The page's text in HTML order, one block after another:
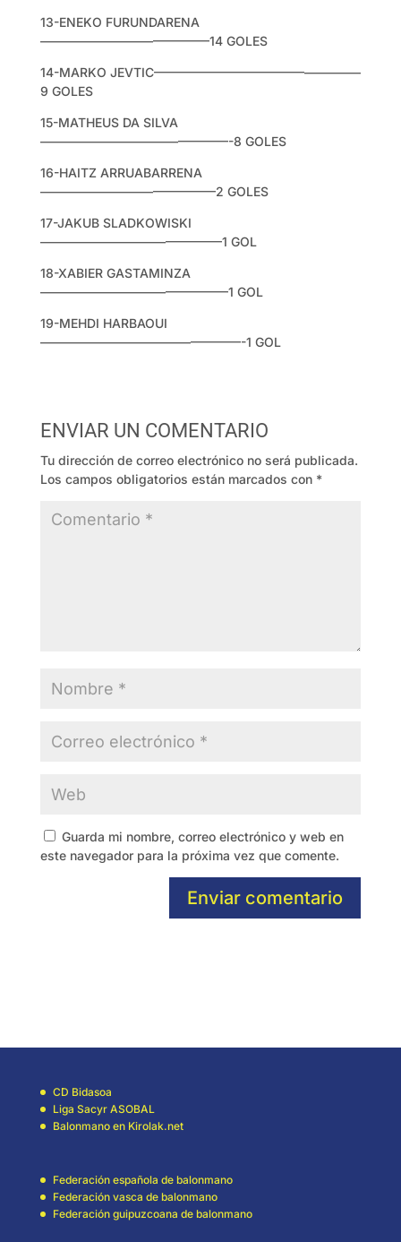
13-ENEKO FURUNDARENA
—————————————–14 GOLES
14-MARKO JEVTIC————————————————–
9 GOLES
15-MATHEUS DA SILVA
———————————————-8 GOLES
16-HAITZ ARRUABARRENA
——————————————2 GOLES
17-JAKUB SLADKOWISKI
——————————————–1 GOL
18-XABIER GASTAMINZA
———————————————1 GOL
19-MEHDI HARBAOUI
————————————————-1 GOL
ENVIAR UN COMENTARIO
Tu dirección de correo electrónico no será publicada.
Los campos obligatorios están marcados con *
Guarda mi nombre, correo electrónico y web en
este navegador para la próxima vez que comente.
Enviar comentario
CD Bidasoa
Liga Sacyr ASOBAL
Balonmano en Kirolak.net
Federación española de balonmano
Federación vasca de balonmano
Federación guipuzcoana de balonmano